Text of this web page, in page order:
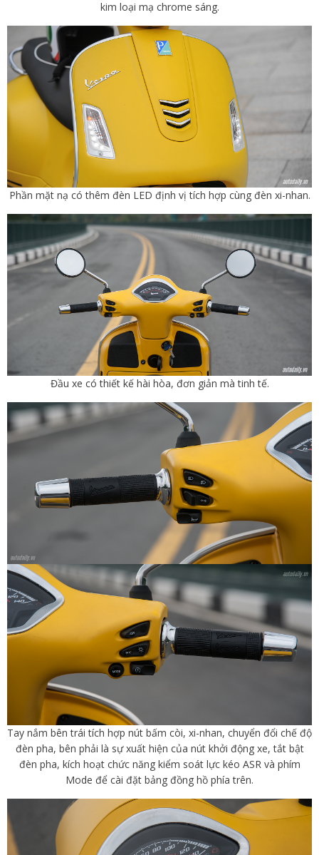
kim loại mạ chrome sáng.
Phần mặt nạ có thêm đèn LED định vị tích hợp cùng đèn xi-nhan.
Đầu xe có thiết kế hài hòa, đơn giản mà tinh tế.
Tay nắm bên trái tích hợp nút bấm còi, xi-nhan, chuyển đổi chế độ
đèn pha, bên phải là sự xuất hiện của nút khởi động xe, tắt bật
đèn pha, kích hoạt chức năng kiểm soát lực kéo ASR và phím
Mode để cài đặt bảng đồng hồ phía trên.